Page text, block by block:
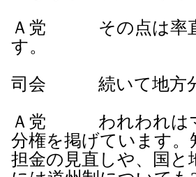
Ａ党 その点は率直
す。
司会 続いて地方分
Ａ党 われわれはマ
分権を掲げています
担金の見直しや、国と